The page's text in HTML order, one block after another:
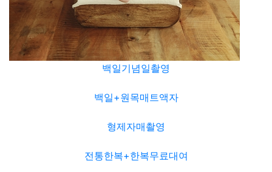
백일기념일촬영
백일+원목매트액자
형제자매촬영
전통한복+한복무료대여